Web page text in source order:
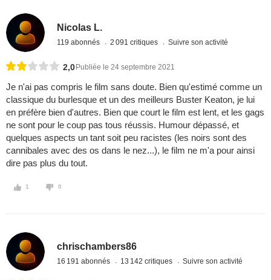
Nicolas L.
119 abonnés 2 091 critiques Suivre son activité
2,0 Publiée le 24 septembre 2021
Je n'ai pas compris le film sans doute. Bien qu'estimé comme un
classique du burlesque et un des meilleurs Buster Keaton, je lui
en préfère bien d'autres. Bien que court le film est lent, et les gags
ne sont pour le coup pas tous réussis. Humour dépassé, et
quelques aspects un tant soit peu racistes (les noirs sont des
cannibales avec des os dans le nez...), le film ne m'a pour ainsi
dire pas plus du tout.
1 0
chrischambers86
16 191 abonnés 13 142 critiques Suivre son activité